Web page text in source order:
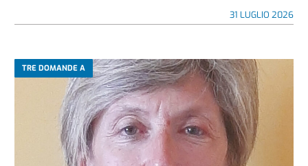
31 LUGLIO 2026
TRE DOMANDE A